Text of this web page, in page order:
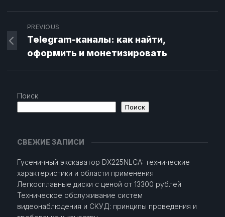
PREVIOUS
Telegram-каналы: как найти,
оформить и монетизировать
Поиск
Поиск
СВЕЖИЕ ЗАПИСИ
Гусеничный экскаватор DX225NLCA: технические
характеристики и области применения
Легкосплавные диски с ценой от 13300 рублей
Техническое обслуживание систем
видеонаблюдения и СКУД: принципы проведения и